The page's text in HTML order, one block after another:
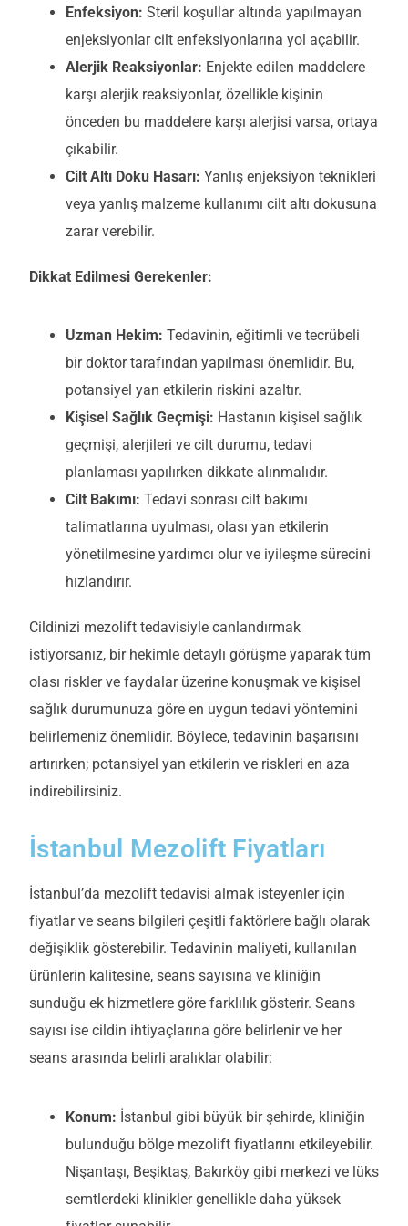
Enfeksiyon: Steril koşullar altında yapılmayan
enjeksiyonlar cilt enfeksiyonlarına yol açabilir.
Alerjik Reaksiyonlar: Enjekte edilen maddelere
karşı alerjik reaksiyonlar, özellikle kişinin
önceden bu maddelere karşı alerjisi varsa, ortaya
çıkabilir.
Cilt Altı Doku Hasarı: Yanlış enjeksiyon teknikleri
veya yanlış malzeme kullanımı cilt altı dokusuna
zarar verebilir.
Dikkat Edilmesi Gerekenler:
Uzman Hekim: Tedavinin, eğitimli ve tecrübeli
bir doktor tarafından yapılması önemlidir. Bu,
potansiyel yan etkilerin riskini azaltır.
Kişisel Sağlık Geçmişi: Hastanın kişisel sağlık
geçmişi, alerjileri ve cilt durumu, tedavi
planlaması yapılırken dikkate alınmalıdır.
Cilt Bakımı: Tedavi sonrası cilt bakımı
talimatlarına uyulması, olası yan etkilerin
yönetilmesine yardımcı olur ve iyileşme sürecini
hızlandırır.
Cildinizi mezolift tedavisiyle canlandırmak
istiyorsanız, bir hekimle detaylı görüşme yaparak tüm
olası riskler ve faydalar üzerine konuşmak ve kişisel
sağlık durumunuza göre en uygun tedavi yöntemini
belirlemeniz önemlidir. Böylece, tedavinin başarısını
artırırken; potansiyel yan etkilerin ve riskleri en aza
indirebilirsiniz.
İstanbul Mezolift Fiyatları
İstanbul’da mezolift tedavisi almak isteyenler için
fiyatlar ve seans bilgileri çeşitli faktörlere bağlı olarak
değişiklik gösterebilir. Tedavinin maliyeti, kullanılan
ürünlerin kalitesine, seans sayısına ve kliniğin
sunduğu ek hizmetlere göre farklılık gösterir. Seans
sayısı ise cildin ihtiyaçlarına göre belirlenir ve her
seans arasında belirli aralıklar olabilir:
Konum: İstanbul gibi büyük bir şehirde, kliniğin
bulunduğu bölge mezolift fiyatlarını etkileyebilir.
Nişantaşı, Beşiktaş, Bakırköy gibi merkezi ve lüks
semtlerdeki klinikler genellikle daha yüksek